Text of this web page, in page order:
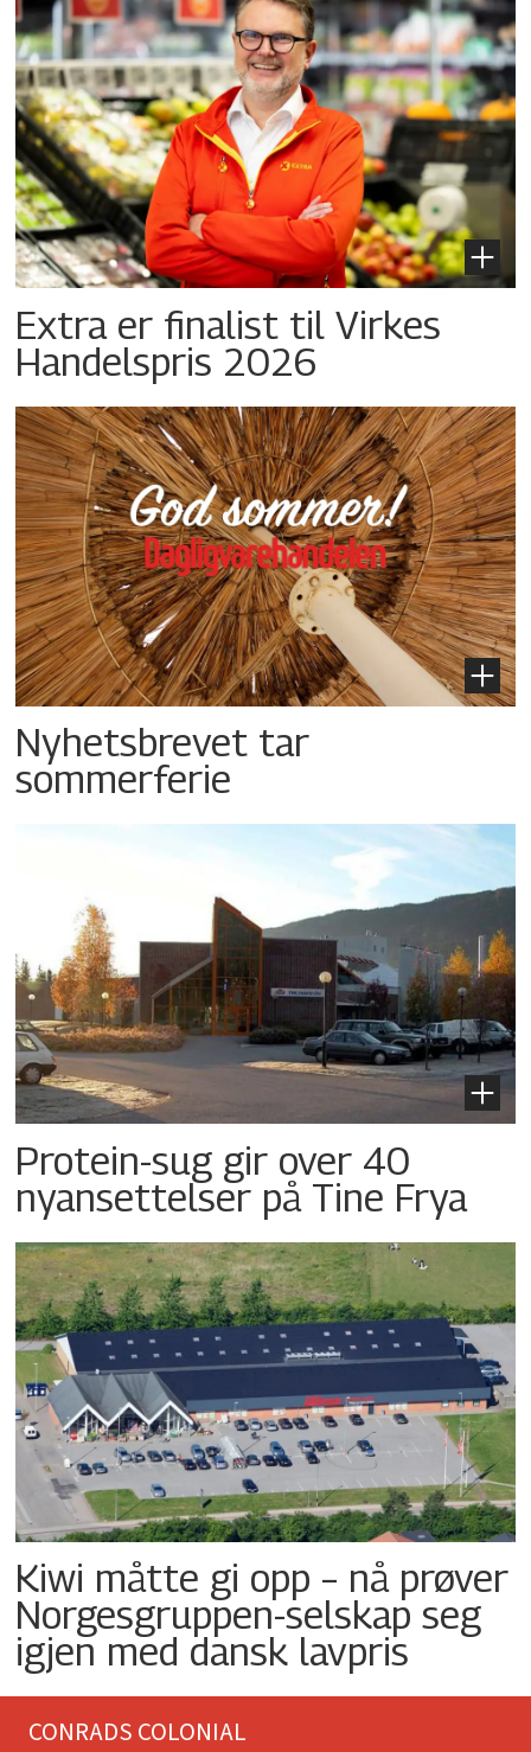
Extra er finalist til Virkes
Handelspris 2026
Nyhetsbrevet tar
sommerferie
Protein-sug gir over 40
nyansettelser på Tine Frya
Kiwi måtte gi opp – nå prøver
Norgesgruppen-selskap seg
igjen med dansk lavpris
CONRADS COLONIAL